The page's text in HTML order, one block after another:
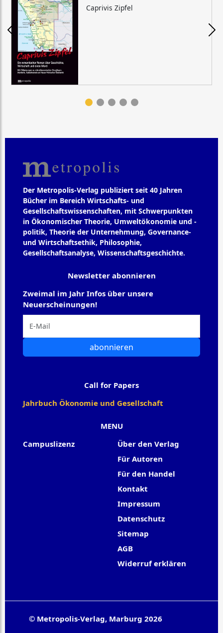
Caprivis Zipfel
Der Metropolis-Verlag publiziert seit 40 Jahren
Bücher im Bereich Wirtschafts- und
Gesellschaftswissenschaften, mit Schwerpunkten
in Ökonomischer Theorie, Umweltökonomie und -
politik, Theorie der Unternehmung, Governance-
und Wirtschaftsethik, Philosophie,
Gesellschaftsanalyse, Wissenschaftsgeschichte.
MENU
Campuslizenz
Über den Verlag
Für Autoren
Für den Handel
Kontakt
Impressum
Datenschutz
Sitemap
AGB
Widerruf erklären
Newsletter abonnieren
Zweimal im Jahr Infos über unsere
Neuerscheinungen!
abonnieren
Call for Papers
Jahrbuch Ökonomie und Gesellschaft
© Metropolis-Verlag, Marburg 2026